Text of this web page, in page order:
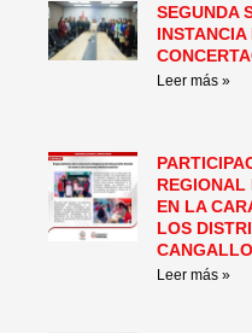
SEGUNDA
Leer más »
REGIONAL
EN LA
LOS
CANGALLO
Leer más »